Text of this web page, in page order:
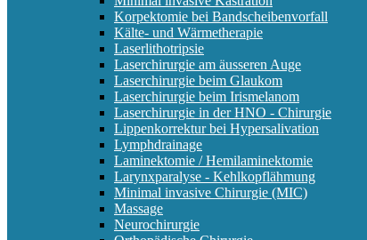
Korpektomie bei Bandscheibenvorfall
Kälte- und Wärmetherapie
Laserlithotripsie
Laserchirurgie am äusseren Auge
Laserchirurgie beim Glaukom
Laserchirurgie beim Irismelanom
Laserchirurgie in der HNO - Chirurgie
Lippenkorrektur bei Hypersalivation
Lymphdrainage
Laminektomie / Hemilaminektomie
Larynxparalyse - Kehlkopflähmung
Minimal invasive Chirurgie (MIC)
Massage
Neurochirurgie